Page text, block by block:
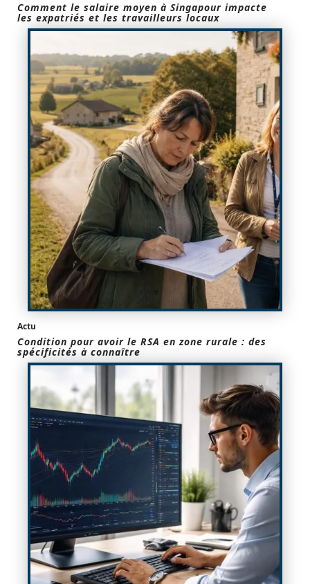
Comment le salaire moyen à Singapour impacte
les expatriés et les travailleurs locaux
Actu
Condition pour avoir le RSA en zone rurale : des
spécificités à connaître